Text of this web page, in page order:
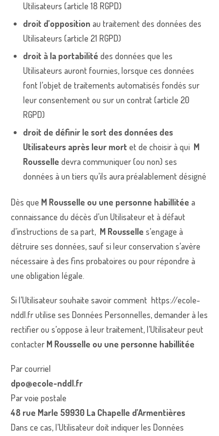
Utilisateurs (article 18 RGPD)
droit d’opposition au traitement des données des
Utilisateurs (article 21 RGPD)
droit à la portabilité des données que les
Utilisateurs auront fournies, lorsque ces données
font l’objet de traitements automatisés fondés sur
leur consentement ou sur un contrat (article 20
RGPD)
droit de définir le sort des données des
Utilisateurs après leur mort et de choisir à qui M
Rousselle devra communiquer (ou non) ses
données à un tiers qu’ils aura préalablement désigné
Dès que M Rousselle ou une personne habillitée a
connaissance du décès d’un Utilisateur et à défaut
d’instructions de sa part, M Rousselle s’engage à
détruire ses données, sauf si leur conservation s’avère
nécessaire à des fins probatoires ou pour répondre à
une obligation légale.
Si l’Utilisateur souhaite savoir comment https://ecole-
nddl.fr utilise ses Données Personnelles, demander à les
rectifier ou s’oppose à leur traitement, l’Utilisateur peut
contacter M Rousselle ou une personne habillitée
Par courriel
dpo@ecole-nddl.fr
Par voie postale
48 rue Marle 59930 La Chapelle d’Armentières
Dans ce cas, l’Utilisateur doit indiquer les Données